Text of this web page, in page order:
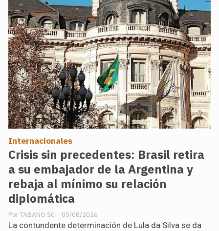
Crisis sin precedentes: Brasil retira
a su embajador de la Argentina y
rebaja al mínimo su relación
diplomática
TABANO SC
Internacionales
05/08/2026
La contundente determinación de Lula da Silva se da